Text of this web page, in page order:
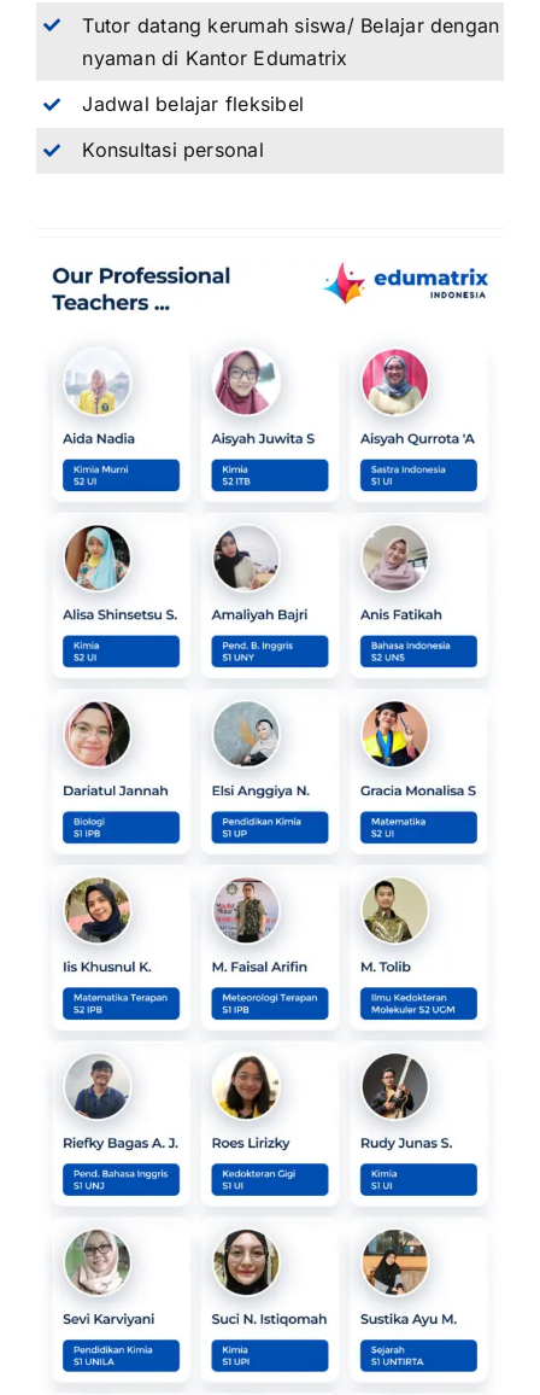
Tutor datang kerumah siswa/ Belajar dengan
nyaman di Kantor Edumatrix
Jadwal belajar fleksibel
Konsultasi personal